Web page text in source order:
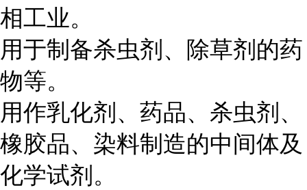
相工业。
用于制备杀虫剂、除草剂的药
物等。
用作乳化剂、药品、杀虫剂、
橡胶品、染料制造的中间体及
化学试剂。